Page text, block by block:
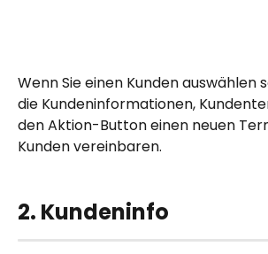
Wenn Sie einen Kunden auswählen
die Kundeninformationen,
den Aktion-Button einen neuen
Kunden vereinbaren.
2. Kundeninfo